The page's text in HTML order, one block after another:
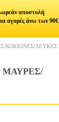
αποστολή
αγορές άνω των 90€
ΚΟΚΚΙΝΕΣ/ΛΕΥΚΕΣ
ΜΑΥΡΕΣ/